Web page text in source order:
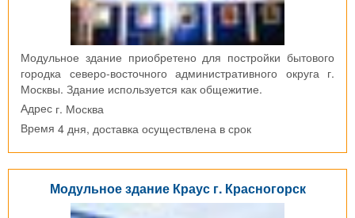
Модульное здание приобретено для постройки бытового
городка северо-восточного административного округа г.
Москвы. Здание используется как общежитие.
Адрес г. Москва
Время 4 дня, доставка осуществлена в срок
Модульное здание Краус г. Красногорск